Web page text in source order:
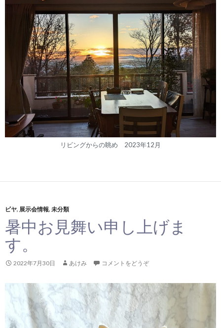
リビングからの眺め 2023年12月
ビヤ, 展示会情報, 未分類
暑中お見舞い申し上げま
す。
2022年7月30日 あけみ コメントをどうぞ